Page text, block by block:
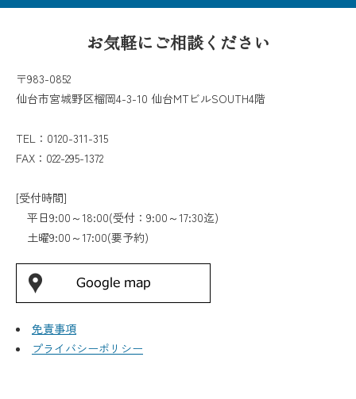
お気軽にご相談ください
〒983-0852
仙台市宮城野区榴岡4-3-10 仙台MTビルSOUTH4階
TEL：0120-311-315
FAX：022-295-1372
[受付時間]
平日9:00～18:00(受付：9:00～17:30迄)
土曜9:00～17:00(要予約)
免責事項
プライバシーポリシー